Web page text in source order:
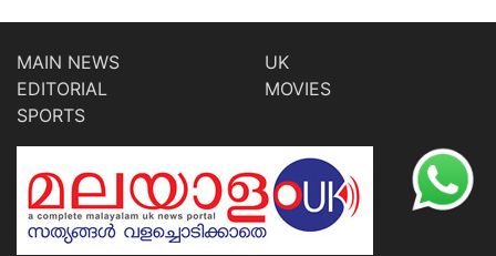
MAIN NEWS
EDITORIAL
SPORTS
UK
MOVIES